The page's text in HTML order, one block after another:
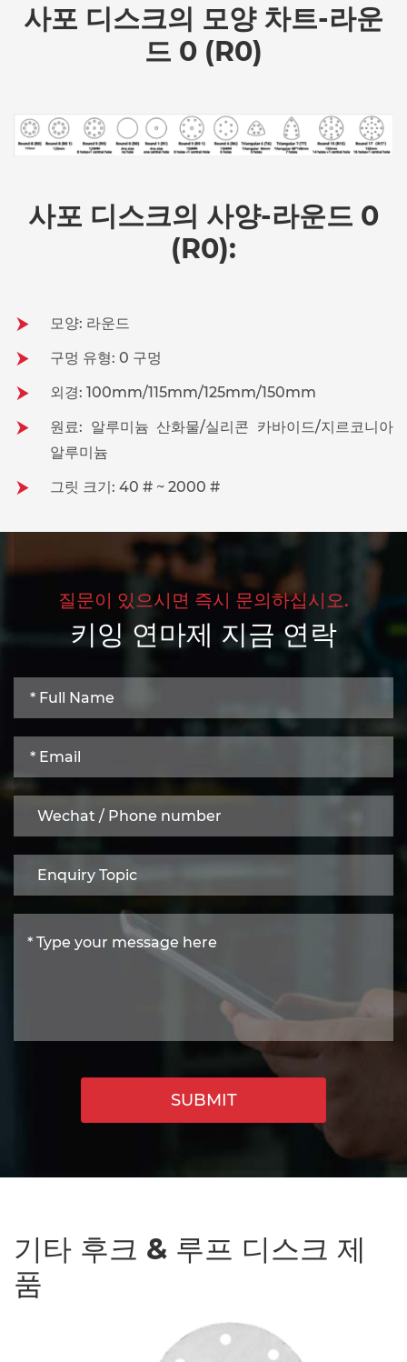
사포 디스크의 모양 차트-라운
드 0 (R0)
사포 디스크의 사양-라운드 0
(R0):
모양: 라운드
구멍 유형: 0 구멍
외경: 100mm/115mm/125mm/150mm
원료: 알루미늄 산화물/실리콘 카바이드/지르코니아
알루미늄
그릿 크기: 40 # ~ 2000 #
질문이 있으시면 즉시 문의하십시오.
키잉 연마제 지금 연락
SUBMIT
기타 후크 & 루프 디스크 제
품